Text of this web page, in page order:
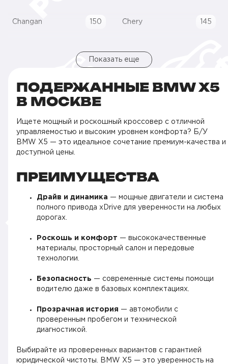
Changan 150 Chery 145
Показать еще
ПОДЕРЖАННЫЕ BMW X5
В МОСКВЕ
Ищете мощный и роскошный кроссовер с отличной
управляемостью и высоким уровнем комфорта? Б/У
BMW X5 — это идеальное сочетание премиум-качества и
доступной цены.
ПРЕИМУЩЕСТВА
Драйв и динамика — мощные двигатели и система
полного привода xDrive для уверенности на любых
дорогах.
Роскошь и комфорт — высококачественные
материалы, просторный салон и передовые
технологии.
Безопасность — современные системы помощи
водителю даже в базовых комплектациях.
Прозрачная история — автомобили с
проверенным пробегом и технической
диагностикой.
Выбирайте из проверенных вариантов с гарантией
юридической чистоты. BMW X5 — это уверенность на